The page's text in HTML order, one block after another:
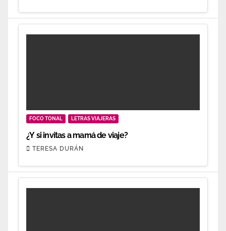
FOCO TONAL LETRAS VIAJERAS
¿Y si invitas a mamá de viaje?
TERESA DURÁN